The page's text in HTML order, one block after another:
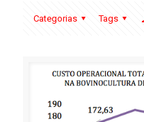
Categorias Tags